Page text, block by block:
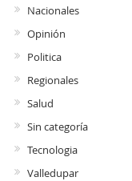
Nacionales
Opinión
Politica
Regionales
Salud
Sin categoría
Tecnologia
Valledupar